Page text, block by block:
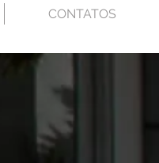
CONTATOS